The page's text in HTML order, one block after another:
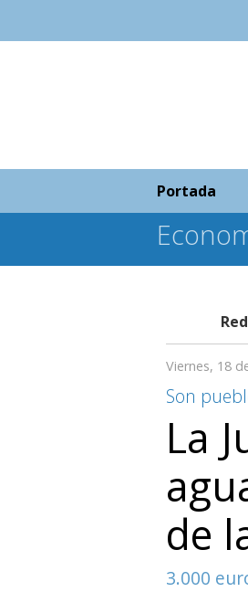
Portada
Viernes, 18
Son
La
de
3.000